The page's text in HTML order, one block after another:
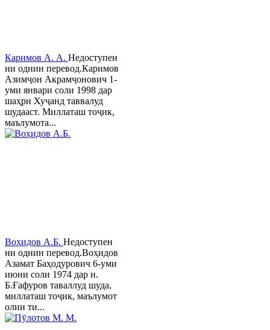
Каримов А. А. Недоступен
ни однин перевод.Каримов
Азимҷон Акрамҷонович 1-
уми январи соли 1998 дар
шаҳри Хуҷанд таввалуд
шудааст. Миллаташ тоҷик,
маълумота...
Воҳидов А.Б. Недоступен
ни однин перевод.Воҳидов
Азамат Баҳодурович 6-уми
июни соли 1974 дар н.
Б.Ғафуров таваллуд шуда,
миллаташ тоҷик, маълумот
олии ти...